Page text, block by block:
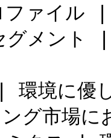
ファイル
グメント
境に優
グ市場